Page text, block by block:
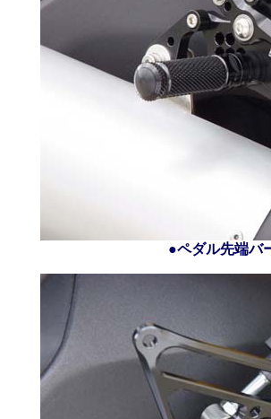
●ペダル先端バ